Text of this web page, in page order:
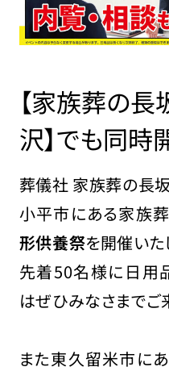
【家族葬の
沢】でも同時
葬儀社 家族葬の長坂
小平市にある家族
形供養祭を開催いた
先着50名様に日用
はぜひみなさまでご
また東久留米市に